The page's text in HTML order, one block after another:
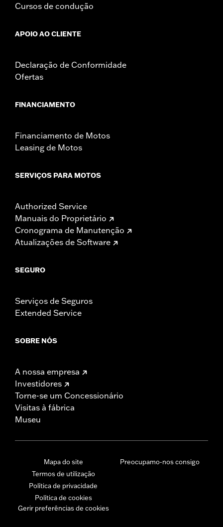
Cursos de condução
APOIO AO CLIENTE
Declaração de Conformidade
Ofertas
FINANCIAMENTO
Financiamento de Motos
Leasing de Motos
SERVIÇOS PARA MOTOS
Authorized Service
Manuais do Proprietário
Cronograma de Manutenção
Atualizações de Software
SEGURO
Serviços de Seguros
Extended Service
SOBRE NÓS
A nossa empresa
Investidores
Torne-se um Concessionário
Visitas à fábrica
Museu
Mapa do site
Termos de utilização
Política de privacidade
Política de cookies
Gerir preferências de cookies
Preocupamo-nos consigo